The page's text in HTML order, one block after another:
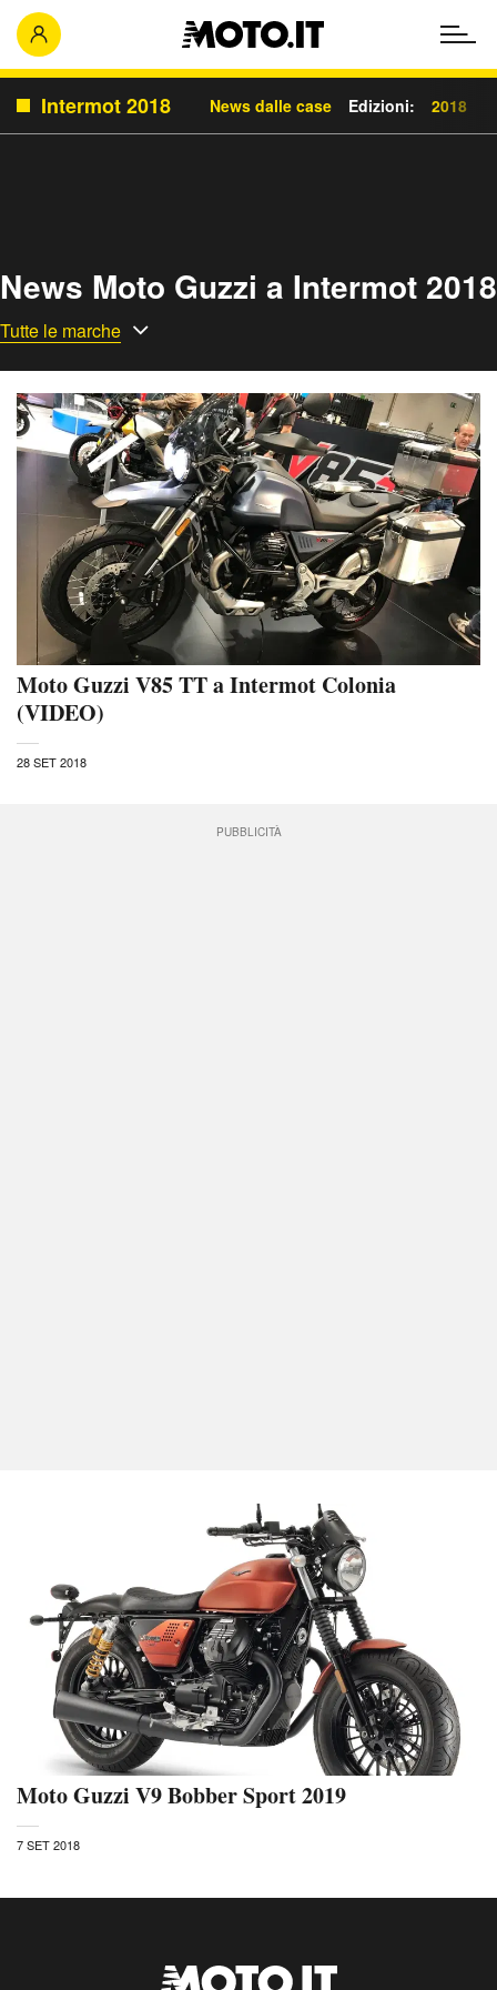
Intermot 2018 News dalle case Edizioni: 2018
News Moto Guzzi a Intermot 2018
Tutte le marche
Moto Guzzi V85 TT a Intermot Colonia
(VIDEO)
28 SET 2018
PUBBLICITÀ
Moto Guzzi V9 Bobber Sport 2019
7 SET 2018